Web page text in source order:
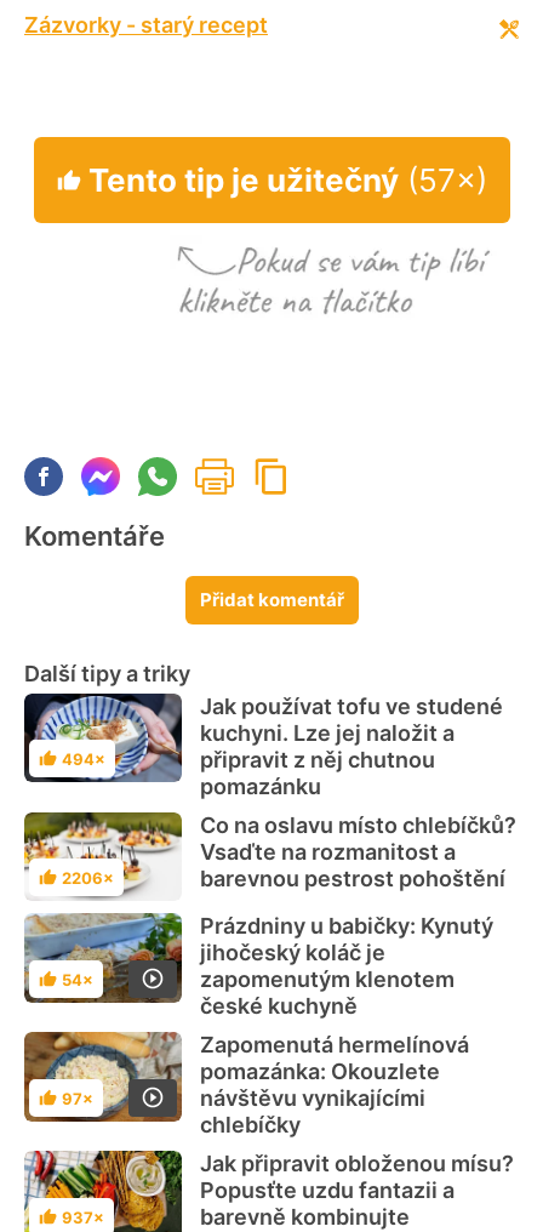
Zázvorky - starý recept
Tento tip je užitečný(57×)
Komentáře
Přidat komentář
Další tipy a triky
Hodnocení
494×
Jak používat tofu ve studené
kuchyni. Lze jej naložit a
připravit z něj chutnou
pomazánku
Hodnocení
2206×
Co na oslavu místo chlebíčků?
Vsaďte na rozmanitost a
barevnou pestrost pohoštění
Hodnocení
54×
Prázdniny u babičky: Kynutý
jihočeský koláč je
zapomenutým klenotem
české kuchyně
Hodnocení
97×
Zapomenutá hermelínová
pomazánka: Okouzlete
návštěvu vynikajícími
chlebíčky
Hodnocení
937×
Jak připravit obloženou mísu?
Popusťte uzdu fantazii a
barevně kombinujte